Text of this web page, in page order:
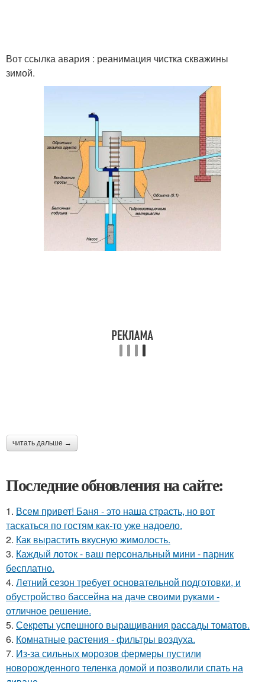
Вот ссылка авария : реанимация чистка скважины
зимой.
читать дальше →
Последние обновления на сайте:
1. Всем привет! Баня - это наша страсть, но вот
таскаться по гостям как-то уже надоело.
2. Как вырастить вкусную жимолость.
3. Каждый лоток - ваш персональный мини - парник
бесплатно.
4. Летний сезон требует основательной подготовки, и
обустройство бассейна на даче своими руками -
отличное решение.
5. Секреты успешного выращивания рассады томатов.
6. Комнатные растения - фильтры воздуха.
7. Из-за сильных морозов фермеры пустили
новорожденного теленка домой и позволили спать на